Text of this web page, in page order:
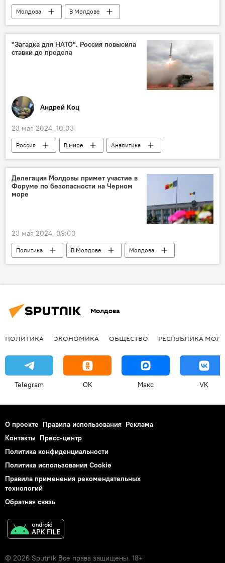
Молдова
В Молдове
Приднестровье
Виталий Игнатьев
"Загадка для НАТО". Россия повысила
ставки до предела
Андрей Коц
23 мая 2024, 10:03
Россия В мире Аналитика
Делегация Молдовы примет участие в
Форуме по безопасности на Черном
море
23 мая 2024, 09:00
Политика В Молдове
Молдова
форум
Молдова
ПОЛИТИКА ЭКОНОМИКА ОБЩЕСТВО РЕСПУБЛИКА
Telegram OK Макс VK
О проекте Правила использования Реклама
Контакты Пресс-центр
Политика конфиденциальности
Политика использования Cookie
Правила применения рекомендательных
технологий
Обратная связь
© 2026 Sputnik Все права защищены. 18+